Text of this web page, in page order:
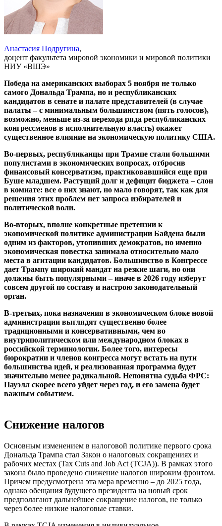
Анастасия Подругина,
доцент факультета мировой экономики и мировой политики
НИУ «ВШЭ»
Победа на американских выборах 5 ноября не только
самого Дональда Трампа, но и республиканских
кандидатов в сенате и палате представителей (в случае
палаты – с минимальным большинством (пять голосов),
возможно, меньше из-за перехода ряда республиканских
конгрессменов в исполнительную власть) окажет
существенное влияние на экономическую политику США.
Во-первых, республиканцы при Трампе стали большими
популистами в экономических вопросах, отбросив
финансовый консерватизм, практиковавшийся еще при
Буше младшем. Растущий долг и дефицит бюджета – слон
в комнате: все о них знают, но мало говорят, так как для
решения этих проблем нет запроса избирателей и
политической воли.
Во-вторых, вполне конкретные претензии к
экономической политике администрации Байдена были
одним из факторов, утопивших демократов, но именно
экономическая повестка занимала относительно мало
места в агитации кандидатов. Большинство в Конгрессе
дает Трампу широкий мандат на резкие шаги, но они
должны быть популярными – иначе в 2026 году изберут
совсем другой по составу и настрою законодательный
орган.
В-третьих, пока назначения в экономическом блоке новой
администрации выглядят существенно более
традиционными и консервативными, чем во
внутриполитическом или международном блоках в
российской терминологии. Более того, интересы
бюрократии и членов конгресса могут встать на пути
большинства идей, и реализованная программа будет
значительно менее радикальной. Непонятна судьба ФРС:
Пауэлл скорее всего уйдет через год, и его замена будет
важным событием.
Снижение налогов
Основным изменением в налоговой политике первого срока
Дональда Трампа стал Закон о налоговых сокращениях и
рабочих местах (Tax Cuts and Job Act (TCJA)). В рамках этого
закона было проведено снижение налогов широким фронтом.
Причем предусмотрена эта мера временно – до 2025 года,
однако обещания будущего президента на новый срок
предполагают дальнейшее сокращение налогов, не только
через более низкие налоговые ставки.